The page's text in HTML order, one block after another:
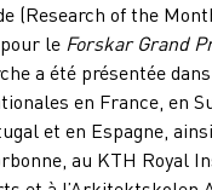
(Research of the
le Forskar Grand
a été présentée
en France, en
et en Espagne,
au KTH Royal